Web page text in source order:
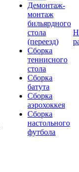
Демонтаж-
монтаж
бильярдного
стола
(переезд)
Сборка
теннисного
стола
Сборка
батута
Сборка
аэрохоккея
Сборка
настольного
футбола